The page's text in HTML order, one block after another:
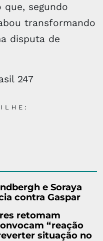
segundo
transformando
disputa de
247
e Soraya
contra Gaspar
retomam
“reação
situação no